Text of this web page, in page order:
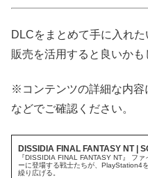
DLCをまとめて手に入れ
販売を活用すると良いかも
※コンテンツの詳細な内容
などでご確認ください。
DISSIDIA FINAL FANTASY NT |
『DISSIDIA FINAL FANTASY NT』 ファ
ーに登場する戦士たちが、PlayStation4
繰り広げる。